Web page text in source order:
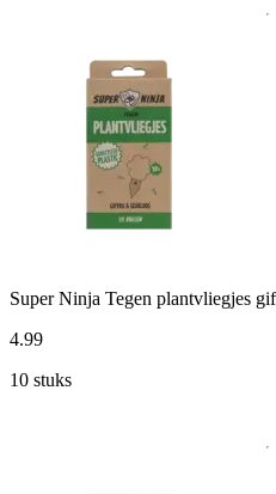
Super Ninja Tegen plantvliegjes
4.99
10 stuks